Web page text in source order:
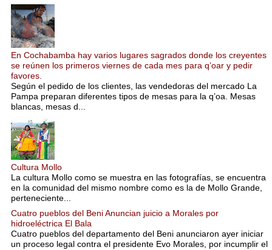
En Cochabamba hay varios lugares sagrados donde los creyentes
se reúnen los primeros viernes de cada mes para q’oar y pedir
favores.
Según el pedido de los clientes, las vendedoras del mercado La
Pampa preparan diferentes tipos de mesas para la q’oa. Mesas
blancas, mesas d...
Cultura Mollo
La cultura Mollo como se muestra en las fotografías, se encuentra
en la comunidad del mismo nombre como es la de Mollo Grande,
perteneciente...
Cuatro pueblos del Beni Anuncian juicio a Morales por
hidroeléctrica El Bala
Cuatro pueblos del departamento del Beni anunciaron ayer iniciar
un proceso legal contra el presidente Evo Morales, por incumplir el